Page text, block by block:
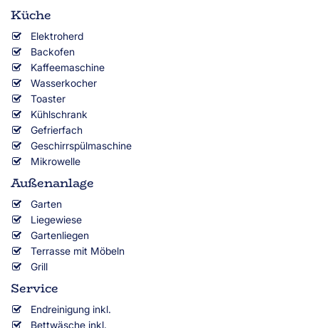
Küche
Elektroherd
Backofen
Kaffeemaschine
Wasserkocher
Toaster
Kühlschrank
Gefrierfach
Geschirrspülmaschine
Mikrowelle
Außenanlage
Garten
Liegewiese
Gartenliegen
Terrasse mit Möbeln
Grill
Service
Endreinigung inkl.
Bettwäsche inkl.